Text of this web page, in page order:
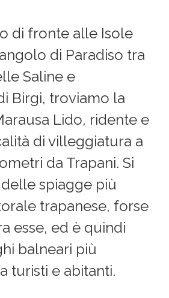
di fronte alle Isole
di Paradiso tra
Saline e
Birgi, troviamo la
Lido, ridente e
di villeggiatura a
da Trapani. Si
spiagge più
trapanese, forse
esse, ed è quindi
balneari più
turisti e abitanti.